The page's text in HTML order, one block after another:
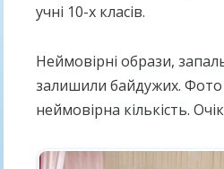
учні 10-х класів.
Неймовірні образи,
залишили байдужих. Фото
неймовірна кількість.